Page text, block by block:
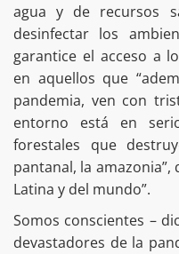
agua y de recursos
desinfectar los
garantice el acceso a
en aquellos que
pandemia, ven con
entorno está en
forestales que
pantanal, la amazonia”,
Latina y del mundo”.
Somos conscientes –
devastadores de la